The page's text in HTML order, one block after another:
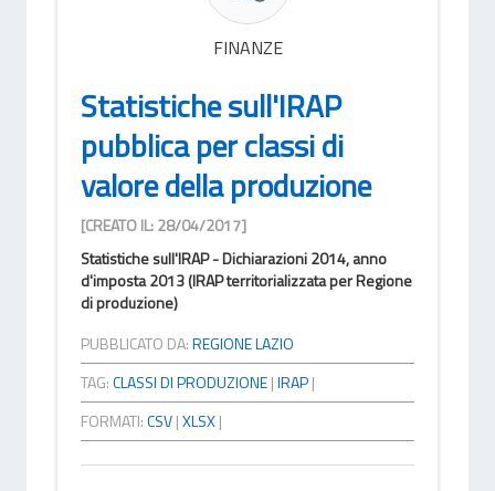
FINANZE
Statistiche sull'IRAP
pubblica per classi di
valore della produzione
[CREATO IL: 28/04/2017]
Statistiche sull'IRAP - Dichiarazioni 2014, anno
d'imposta 2013 (IRAP territorializzata per Regione
di produzione)
PUBBLICATO DA:REGIONE LAZIO
TAG:CLASSI DI PRODUZIONE|IRAP|
FORMATI:CSV|XLSX|